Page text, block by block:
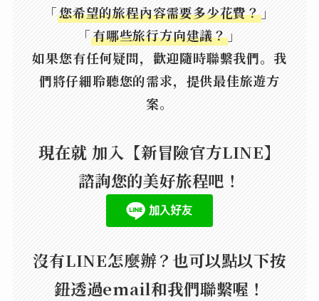
「您希望的旅程內容需要多少花費？ 」
「有哪些旅行方向建議？ 」
如果您有任何疑問，歡迎隨時聯繫我們。我
們將仔細聆聽您的需求，提供最佳旅遊方
案。
現在就 加入【新冒險官方LINE】
諮詢您的美好旅程吧！
沒有LINE怎麼辦？也可以點以下按
鈕透過email和我們聯繫喔！